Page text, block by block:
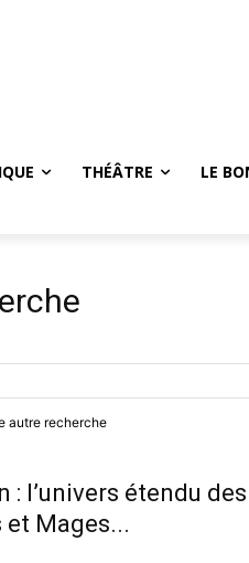
THÉÂTRE LE
autre recherche
: l’univers étendu
et Mages...